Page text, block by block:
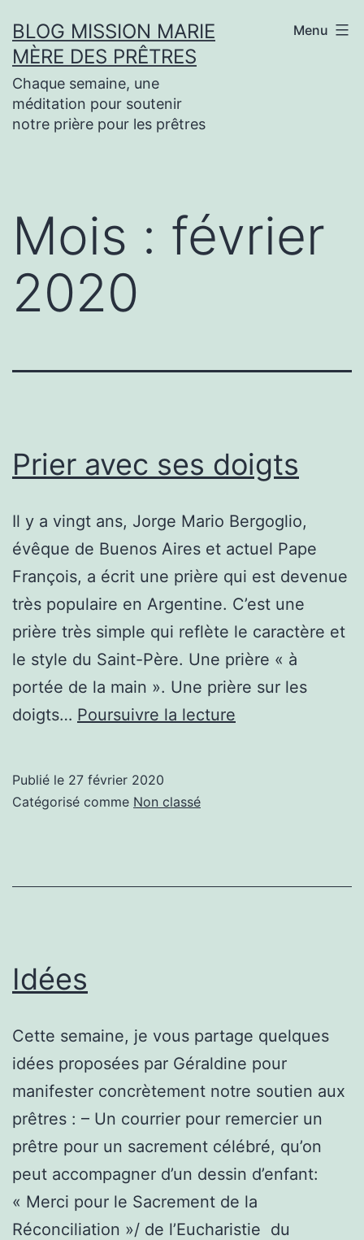
au
contenu
BLOG MISSION MARIE
MÈRE DES PRÊTRES
Chaque semaine, une
méditation pour soutenir
notre prière pour les prêtres
Menu
Mois : février
2020
Prier avec ses doigts
Il y a vingt ans, Jorge Mario Bergoglio,
évêque de Buenos Aires et actuel Pape
François, a écrit une prière qui est devenue
très populaire en Argentine. C’est une
prière très simple qui reflète le caractère et
le style du Saint-Père. Une prière « à
portée de la main ». Une prière sur les
doigts… Poursuivre la lecture
Publié le 27 février 2020
Catégorisé comme Non classé
Idées
Cette semaine, je vous partage quelques
idées proposées par Géraldine pour
manifester concrètement notre soutien aux
prêtres : – Un courrier pour remercier un
prêtre pour un sacrement célébré, qu’on
peut accompagner d’un dessin d’enfant:
« Merci pour le Sacrement de la
Réconciliation »/ de l’Eucharistie du